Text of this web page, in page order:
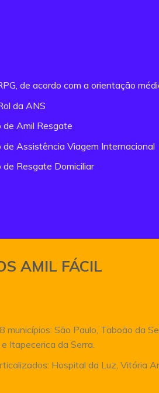
de acordo com a orientação
da ANS
Amil Resgate
Assistência Viagem Internacional
Resgate Domiciliar
AMIL FÁCIL
municípios: São Paulo, Taboão da
Itapecerica da Serra.
Hospital da Luz, Vitória